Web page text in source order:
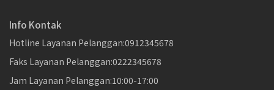
Info Kontak
Hotline Layanan Pelanggan:0912345678
Faks Layanan Pelanggan:0222345678
Jam Layanan Pelanggan:10:00-17:00